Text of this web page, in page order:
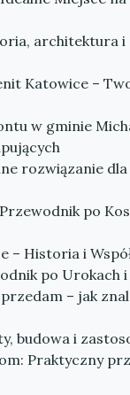
architektura i
Katowice –
w gminie
rozwiązanie
po
– Historia i
po Urokach
– jak
budowa i
Praktyczny